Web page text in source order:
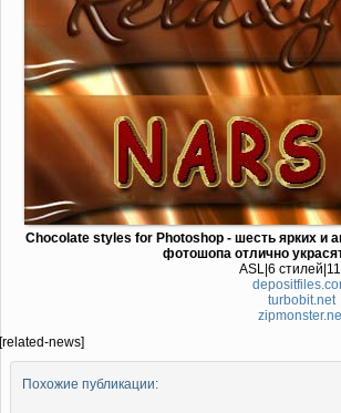
Chocolate styles for Photoshop - шесть ярких и
фотошопа отлично
ASL|6
turbobit.net
[related-news]
Похожие публикации: